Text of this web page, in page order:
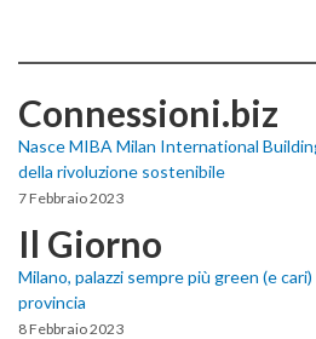
Connessioni.biz
Nasce MIBA Milan International
della rivoluzione sostenibile
7 Febbraio 2023
Il Giorno
Milano, palazzi sempre più green (e
provincia
8 Febbraio 2023